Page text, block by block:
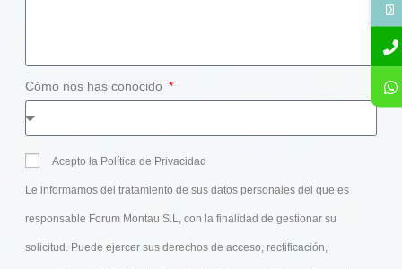
Cómo nos has conocido
Acepto la Política de Privacidad
Le informamos del tratamiento de sus datos personales del que es
responsable Forum Montau S.L, con la finalidad de gestionar su
solicitud. Puede ejercer sus derechos de acceso, rectificación,